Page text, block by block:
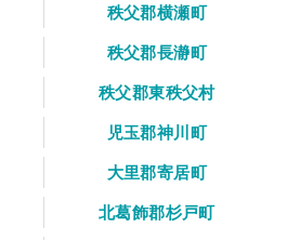
秩父郡横瀬町
秩父郡長瀞町
秩父郡東秩父村
児玉郡神川町
大里郡寄居町
北葛飾郡杉戸町